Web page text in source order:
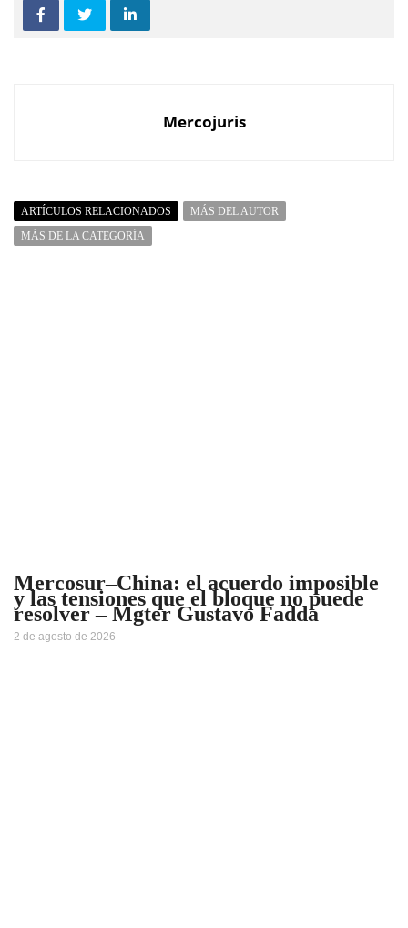
Mercojuris
ARTÍCULOS RELACIONADOS
MÁS DEL AUTOR
MÁS DE LA CATEGORÍA
Mercosur–China: el acuerdo imposible
y las tensiones que el bloque no puede
resolver – Mgter Gustavo Fadda
2 de agosto de 2026